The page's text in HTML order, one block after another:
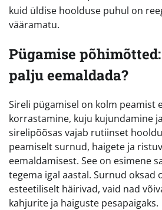
kuid üldise hoolduse puhul on
vääramatu.
Pügamise
palju eemaldada?
Sireli pügamisel on kolm peamist
korrastamine, kuju kujundamine
sirelipõõsas vajab rutiinset
peamiselt surnud, haigete ja
eemaldamisest. See on esimene
tegema igal aastal. Surnud oksad
esteetiliselt häirivad, vaid nad
kahjurite ja haiguste pesapaigaks.